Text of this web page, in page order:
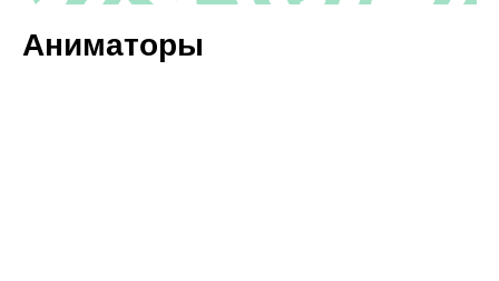
Аниматоры